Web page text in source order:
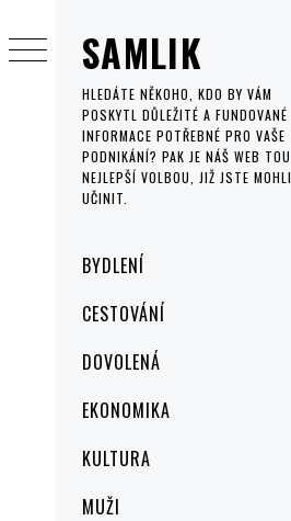
SAMLIK
HLEDÁTE NĚKOHO, KDO BY VÁM
POSKYTL DŮLEŽITÉ A FUNDOVANÉ
INFORMACE POTŘEBNÉ PRO VAŠE
PODNIKÁNÍ? PAK JE NÁŠ WEB TOU
NEJLEPŠÍ VOLBOU, JIŽ JSTE MOHLI
UČINIT.
MenuBYDLENÍ
CESTOVÁNÍ
DOVOLENÁ
EKONOMIKA
KULTURA
MUŽI
to
content